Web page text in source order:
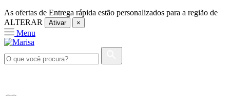
As ofertas de Entrega rápida estão personalizados para a região de
ALTERAR
Ativar ×
Menu